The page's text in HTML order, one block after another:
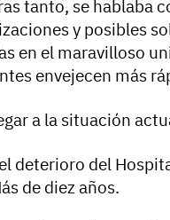
tanto, se hablaba
y posibles
en el maravilloso
envejecen más
a la situación
deterioro del
de diez años.